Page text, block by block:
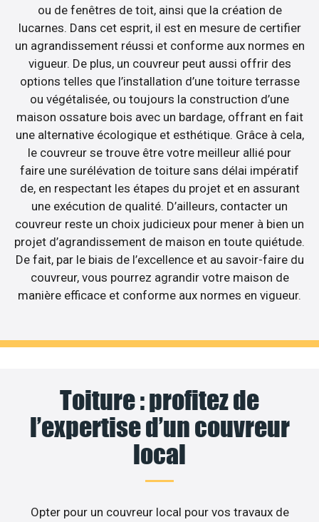
ou de fenêtres de toit, ainsi que la création de
lucarnes. Dans cet esprit, il est en mesure de certifier
un agrandissement réussi et conforme aux normes en
vigueur. De plus, un couvreur peut aussi offrir des
options telles que l’installation d’une toiture terrasse
ou végétalisée, ou toujours la construction d’une
maison ossature bois avec un bardage, offrant en fait
une alternative écologique et esthétique. Grâce à cela,
le couvreur se trouve être votre meilleur allié pour
faire une surélévation de toiture sans délai impératif
de, en respectant les étapes du projet et en assurant
une exécution de qualité. D’ailleurs, contacter un
couvreur reste un choix judicieux pour mener à bien un
projet d’agrandissement de maison en toute quiétude.
De fait, par le biais de l’excellence et au savoir-faire du
couvreur, vous pourrez agrandir votre maison de
manière efficace et conforme aux normes en vigueur.
Toiture : profitez de
l’expertise d’un couvreur
local
Opter pour un couvreur local pour vos travaux de